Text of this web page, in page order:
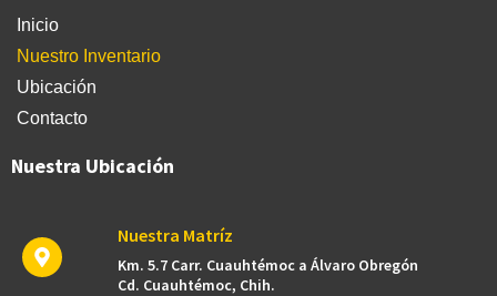
Inicio
Nuestro Inventario
Ubicación
Contacto
Nuestra Ubicación
Nuestra Matríz
Km. 5.7 Carr. Cuauhtémoc a Álvaro Obregón
Cd. Cuauhtémoc, Chih.